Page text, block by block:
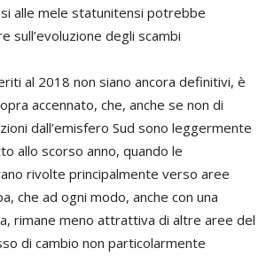
alle mele statunitensi potrebbe
sull’evoluzione degli scambi
al 2018 non siano ancora definitivi, è
accennato, che, anche se non di
dall’emisfero Sud sono leggermente
allo scorso anno, quando le
rivolte principalmente verso aree
che ad ogni modo, anche con una
rimane meno attrattiva di altre aree del
di cambio non particolarmente